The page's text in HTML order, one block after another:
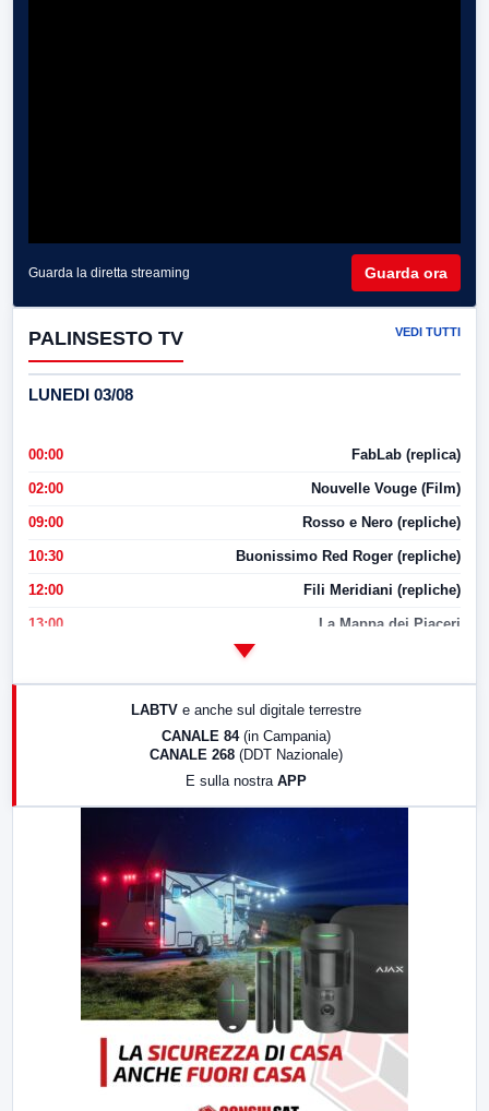
Guarda la diretta streaming Guarda ora
PALINSESTO TV VEDI TUTTI
LUNEDI 03/08
00:00 FabLab (replica)
02:00 Nouvelle Vouge (Film)
09:00 Rosso e Nero (repliche)
10:30 Buonissimo Red Roger (repliche)
12:00 Fili Meridiani (repliche)
13:00 La Mappa dei Piaceri
17:00 LabNews (replica)
LABTV e anche sul digitale terrestre
CANALE 84 (in Campania)
CANALE 268 (DDT Nazionale)
E sulla nostra APP